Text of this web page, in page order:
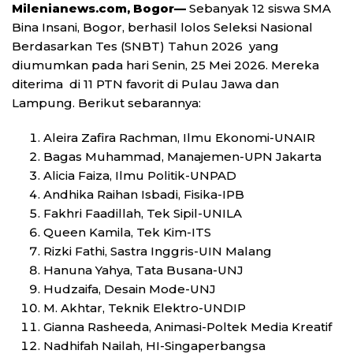
Milenianews.com, Bogor— Sebanyak 12 siswa SMA
Bina Insani, Bogor, berhasil lolos Seleksi Nasional
Berdasarkan Tes (SNBT) Tahun 2026 yang
diumumkan pada hari Senin, 25 Mei 2026. Mereka
diterima di 11 PTN favorit di Pulau Jawa dan
Lampung. Berikut sebarannya:
Aleira Zafira Rachman, Ilmu Ekonomi-UNAIR
Bagas Muhammad, Manajemen-UPN Jakarta
Alicia Faiza, Ilmu Politik-UNPAD
Andhika Raihan Isbadi, Fisika-IPB
Fakhri Faadillah, Tek Sipil-UNILA
Queen Kamila, Tek Kim-ITS
Rizki Fathi, Sastra Inggris-UIN Malang
Hanuna Yahya, Tata Busana-UNJ
Hudzaifa, Desain Mode-UNJ
M. Akhtar, Teknik Elektro-UNDIP
Gianna Rasheeda, Animasi-Poltek Media Kreatif
Nadhifah Nailah, HI-Singaperbangsa